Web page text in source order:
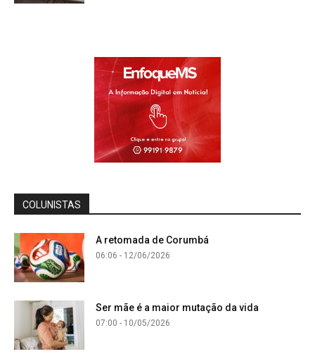
COLUNISTAS
A retomada de Corumbá
06:06 - 12/06/2026
Ser mãe é a maior mutação da vida
07:00 - 10/05/2026